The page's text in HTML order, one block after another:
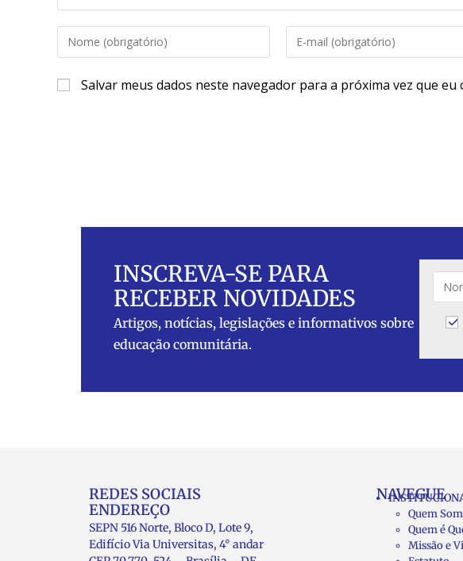
Salvar meus dados neste navegador para a próxima vez que eu
INSCREVA-SE PARA
RECEBER NOVIDADES
Artigos, notícias, legislações e informativos sobre
educação comunitária.
REDES SOCIAIS
ENDEREÇO
SEPN 516 Norte, Bloco D, Lote 9,
Edifício Via Universitas, 4° andar
NAVEGUE
Quem
Quem é
Missão e